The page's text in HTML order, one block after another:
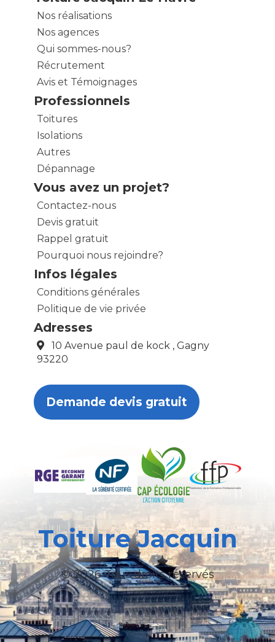
Nos réalisations
Nos agences
Qui sommes-nous?
Récrutement
Avis et Témoignages
Professionnels
Toitures
Isolations
Autres
Dépannage
Vous avez un projet?
Contactez-nous
Devis gratuit
Rappel gratuit
Pourquoi nous rejoindre?
Infos légales
Conditions générales
Politique de vie privée
Adresses
10 Avenue paul de kock , Gagny
93220
Demande devis gratuit
Toiture Jacquin
© 2026 Tous droits réservés